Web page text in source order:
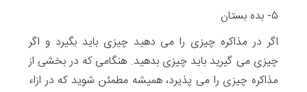
۵- بده بستان
اگر در مذاکره چیزی را می دهید چیزی باید بگیرد و اگر
چیزی می گیرید باید چیزی بدهید. هنگامی که در بخشی از
مذاکره چیزی را می پذیرد، همیشه مطمئن شوید که در ازاء